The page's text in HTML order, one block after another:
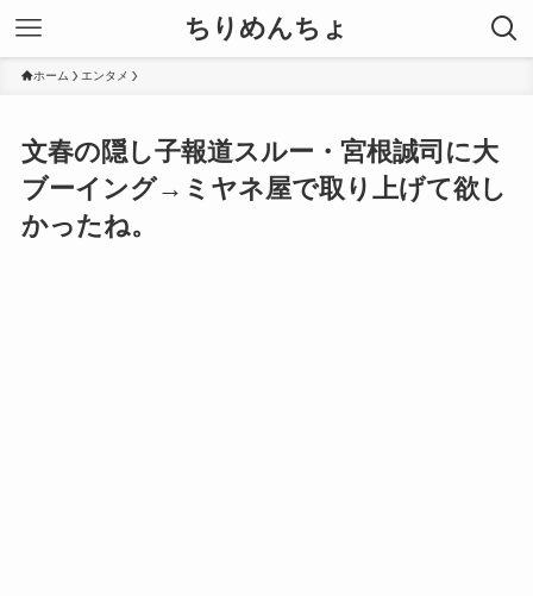
ちりめんちょ
ホーム エンタメ
文春の隠し子報道スルー・宮根誠司に大
ブーイング→ミヤネ屋で取り上げて欲し
かったね。